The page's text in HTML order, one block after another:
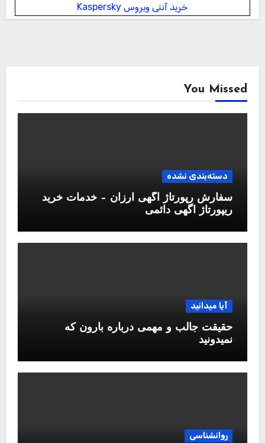
خرید آنتی ویروس Kaspersky
You Missed
دسته‌بندی نشده
سفارش رپورتاژ آگهی ارزان – خدمات خرید
ریپورتاژ اگهی دائمی
آیا میدانید
حقیقت جالب و مهمی درباره بارون که
نمیدونید
روانشناسی